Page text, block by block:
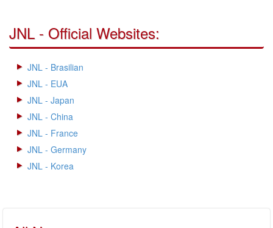
JNL - Official Websites:
JNL - Brasilian
JNL - EUA
JNL - Japan
JNL - China
JNL - France
JNL - Germany
JNL - Korea